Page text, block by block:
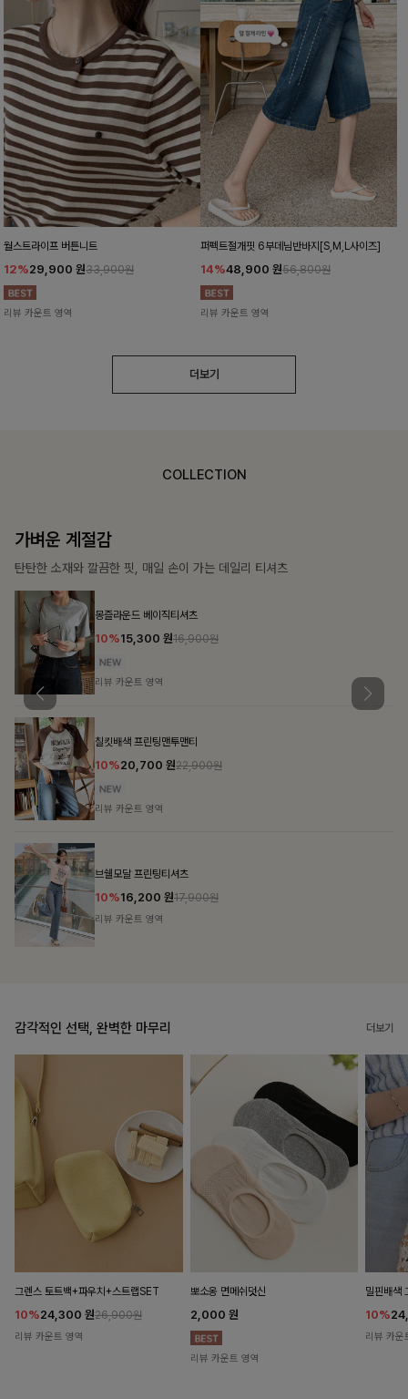
월스트라이프 버튼니트
12%29,900 원33,900원
리뷰 카운트 영역
퍼펙트절개핏 6부데님반바지[S,M,L사이즈]
14%48,900 원56,800원
리뷰 카운트 영역
더보기
COLLECTION
가장 쉬운 코디
특별한 날부터 일상까지 함께하는 룩
57,600
밴스트라이프 스트링원피스
25%35,100 원46,800원
리뷰 카운트 영역
감각적인 선택, 완벽한 마무리 더보기
그렌스 토트백+파우치+스트랩SET
10%24,300 원26,900원
리뷰 카운트 영역
뽀소옹 면메쉬덧신
2,000 원
리뷰 카운트 영역
밀핀배색
10%
리뷰 카운